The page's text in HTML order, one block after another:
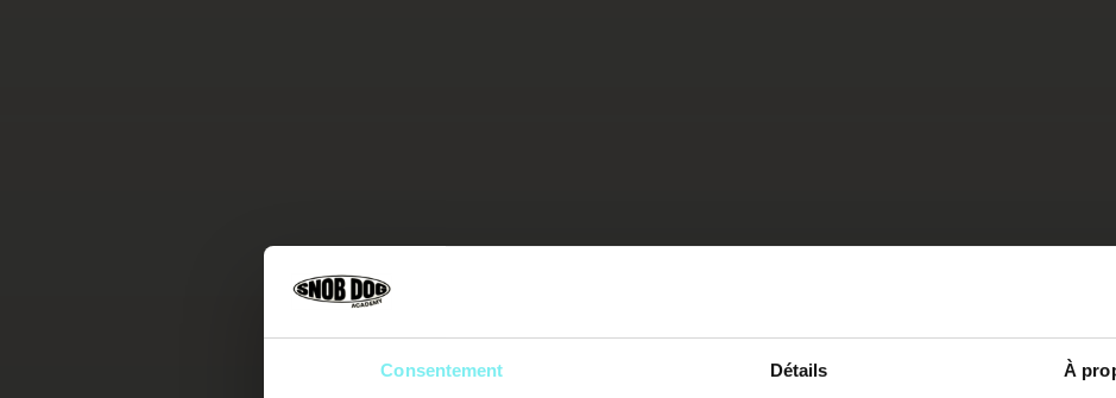
Consentement Détails À